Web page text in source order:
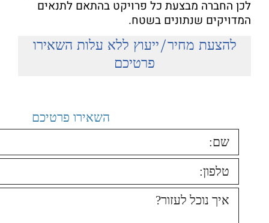
לכן החברה מבצעת כל פרויקט בהתאם לתנאים
המדויקים שנתונים בשטח.
להצעת מחיר/ייעוץ ללא עלות השאירו
פרטיכם
השאירו פרטיכם